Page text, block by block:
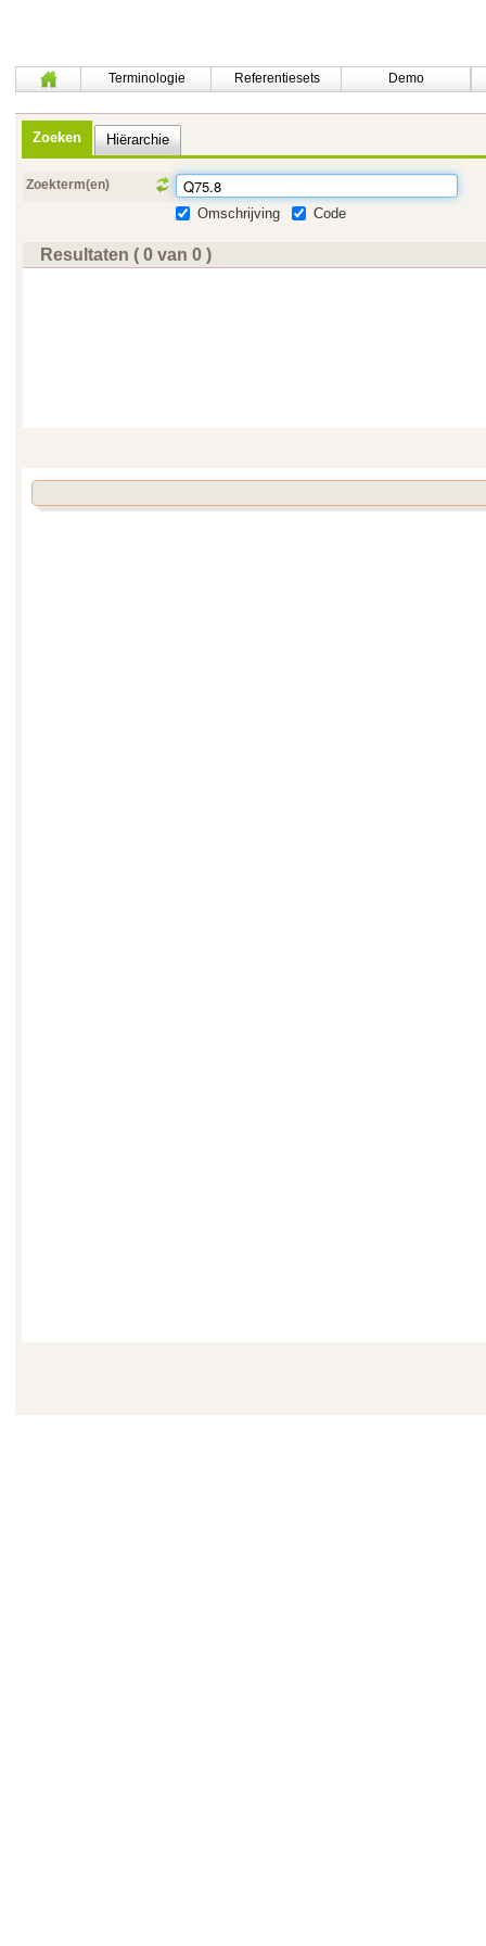
Terminologie Referentiesets Demo
Zoeken Hiërarchie
Zoekterm(en)
Omschrijving Code
Resultaten ( 0 van 0 )